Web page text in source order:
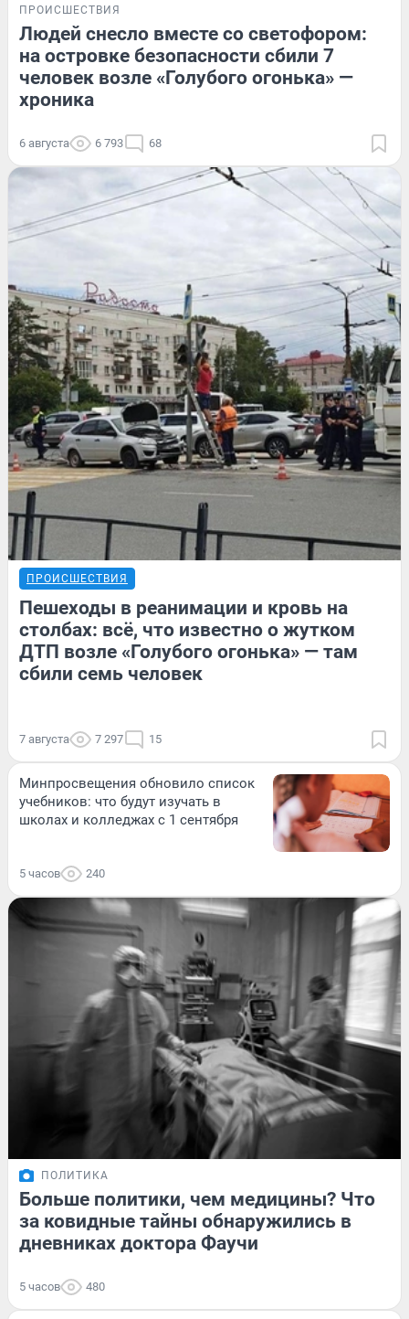
ПРОИСШЕСТВИЯ
Людей снесло вместе со светофором:
на островке безопасности сбили 7
человек возле «Голубого огонька» —
хроника
6 августа 6 793 68
ПРОИСШЕСТВИЯ
Пешеходы в реанимации и кровь на
столбах: всё, что известно о жутком
ДТП возле «Голубого огонька» — там
сбили семь человек
7 августа 7 297 15
Минпросвещения обновило список
учебников: что будут изучать в
школах и колледжах с 1 сентября
5 часов 240
ПОЛИТИКА
Больше политики, чем медицины? Что
за ковидные тайны обнаружились в
дневниках доктора Фаучи
5 часов 480